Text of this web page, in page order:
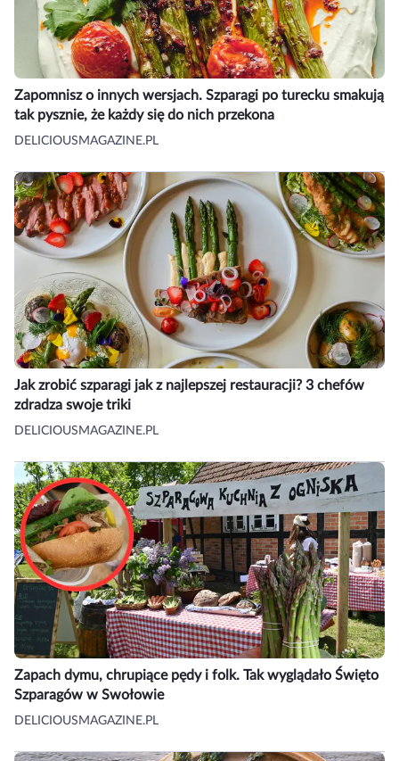
Zapomnisz o innych wersjach. Szparagi po turecku smakują
tak pysznie, że każdy się do nich przekona
DELICIOUSMAGAZINE.PL
Jak zrobić szparagi jak z najlepszej restauracji? 3 chefów
zdradza swoje triki
DELICIOUSMAGAZINE.PL
Zapach dymu, chrupiące pędy i folk. Tak wyglądało Święto
Szparagów w Swołowie
DELICIOUSMAGAZINE.PL